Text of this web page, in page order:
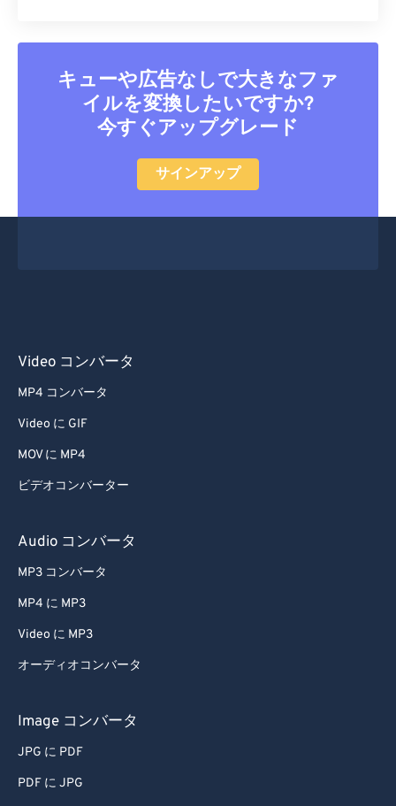
キューや広告なしで大きなファ
イルを変換したいですか?
今すぐアップグレード
サインアップ
Video コンバータ
MP4 コンバータ
Video に GIF
MOV に MP4
ビデオコンバーター
Audio コンバータ
MP3 コンバータ
MP4 に MP3
Video に MP3
オーディオコンバータ
Image コンバータ
JPG に PDF
PDF に JPG